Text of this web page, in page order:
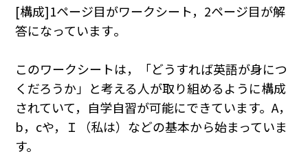
[構成]1ページ目がワークシート，2ページ目が解
答になっています｡
このワークシートは，「どうすれば英語が身につ
くだろうか」と考える人が取り組めるように構成
されていて，自学自習が可能にできています。A，
b，cや，Ｉ（私は）などの基本から始まっていま
す。